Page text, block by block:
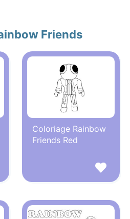
Friends
Coloriage Rainbow
Friends Red